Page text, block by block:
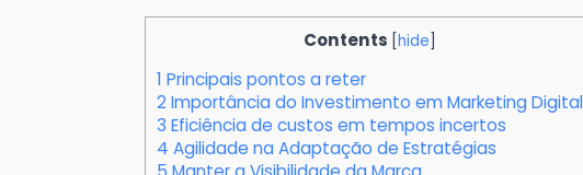
Contents [hide]
1 Principais pontos a reter
2 Importância do Investimento em Marketing Digital
3 Eficiência de custos em tempos incertos
4 Agilidade na Adaptação de Estratégias